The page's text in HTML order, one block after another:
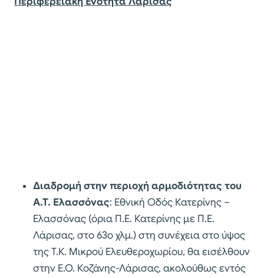
Διαδρομή στην περιοχή αρμοδιότητας του
Α.Τ. Ελασσόνας: Εθνική Οδός Κατερίνης –
Ελασσόνας (όρια Π.Ε. Κατερίνης με Π.Ε.
Λάρισας, στο 63ο χλμ.) στη συνέχεια στο ύψος
της Τ.Κ. Μικρού Ελευθεροχωρίου, θα εισέλθουν
στην Ε.Ο. Κοζάνης-Λάρισας, ακολούθως εντός